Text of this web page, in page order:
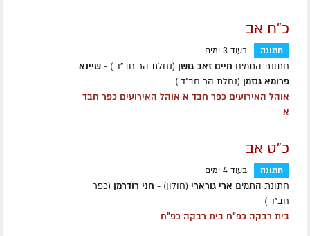
כ"ח אב
חתונה בעוד 3 ימים
חתונת התמים חיים זאב גושן (נחלת הר חב"ד ) - שיינא
פרומא גנזמן (נחלת הר חב"ד )
אוהל האירועים כפר חבד א אוהל האירועים כפר חבד
א
כ"ט אב
חתונה בעוד 4 ימים
חתונת התמים ארי גורארי (חולון) - חני רודרמן (כפר
חב״ד )
בית רבקה כפ״ח בית רבקה כפ״ח